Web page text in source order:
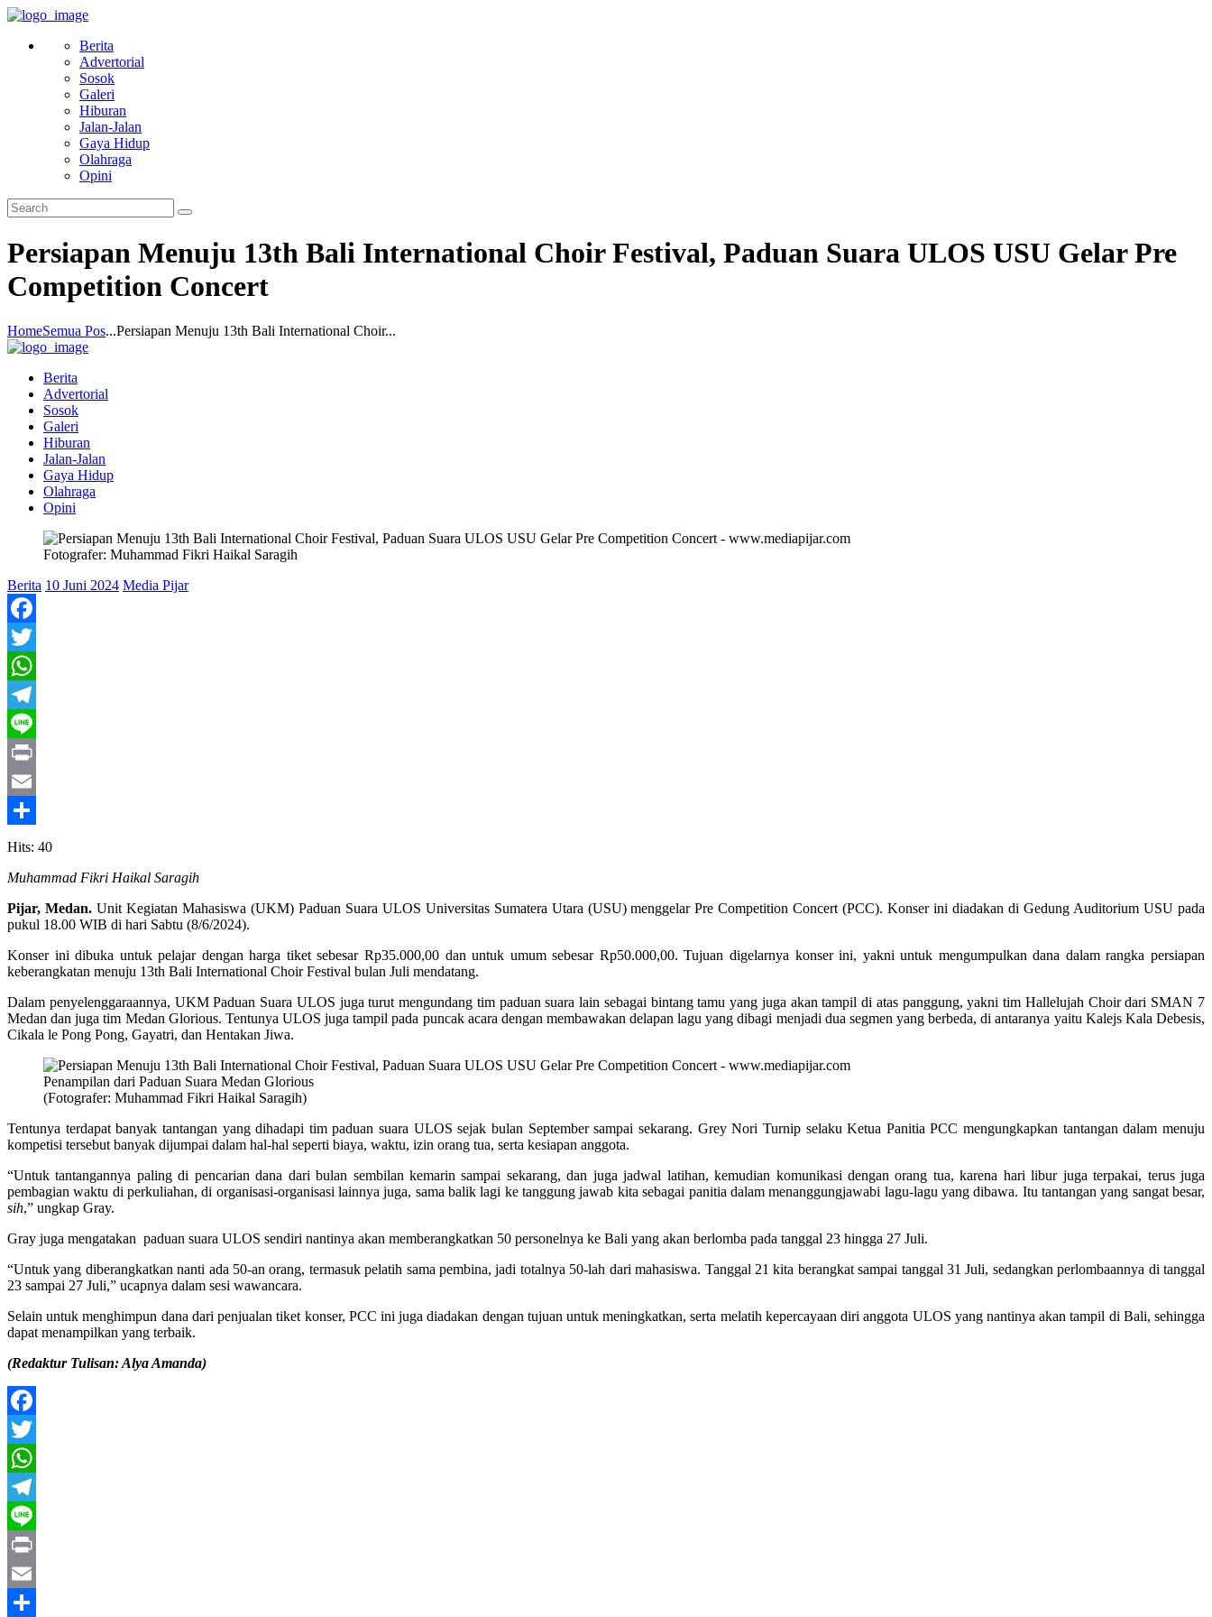
Berita
Advertorial
Sosok
Galeri
Hiburan
Jalan-Jalan
Gaya Hidup
Olahraga
Opini
Persiapan Menuju 13th Bali International Choir Festival, Paduan Suara ULOS USU Gelar Pre
Competition Concert
HomeSemua Pos...Persiapan Menuju 13th Bali International Choir...
Berita
Advertorial
Sosok
Galeri
Hiburan
Jalan-Jalan
Gaya Hidup
Olahraga
Opini
Fotografer: Muhammad Fikri Haikal Saragih
Berita 10 Juni 2024 Media Pijar
Facebook
Twitter
WhatsApp
Telegram
Line
Print
Email
Share
Hits: 40
Muhammad Fikri Haikal Saragih
Pijar, Medan. Unit Kegiatan Mahasiswa (UKM) Paduan Suara ULOS Universitas Sumatera Utara (USU) menggelar Pre Competition Concert (PCC). Konser ini diadakan di Gedung Auditorium USU pada
pukul 18.00 WIB di hari Sabtu (8/6/2024).
Konser ini dibuka untuk pelajar dengan harga tiket sebesar Rp35.000,00 dan untuk umum sebesar Rp50.000,00. Tujuan digelarnya konser ini, yakni untuk mengumpulkan dana dalam rangka persiapan
keberangkatan menuju 13th Bali International Choir Festival bulan Juli mendatang.
Dalam penyelenggaraannya, UKM Paduan Suara ULOS juga turut mengundang tim paduan suara lain sebagai bintang tamu yang juga akan tampil di atas panggung, yakni tim Hallelujah Choir dari SMAN 7
Medan dan juga tim Medan Glorious. Tentunya ULOS juga tampil pada puncak acara dengan membawakan delapan lagu yang dibagi menjadi dua segmen yang berbeda, di antaranya yaitu Kalejs Kala Debesis,
Cikala le Pong Pong, Gayatri, dan Hentakan Jiwa.
Penampilan dari Paduan Suara Medan Glorious
(Fotografer: Muhammad Fikri Haikal Saragih)
Tentunya terdapat banyak tantangan yang dihadapi tim paduan suara ULOS sejak bulan September sampai sekarang. Grey Nori Turnip selaku Ketua Panitia PCC mengungkapkan tantangan dalam menuju
kompetisi tersebut banyak dijumpai dalam hal-hal seperti biaya, waktu, izin orang tua, serta kesiapan anggota.
“Untuk tantangannya paling di pencarian dana dari bulan sembilan kemarin sampai sekarang, dan juga jadwal latihan, kemudian komunikasi dengan orang tua, karena hari libur juga terpakai, terus juga
pembagian waktu di perkuliahan, di organisasi-organisasi lainnya juga, sama balik lagi ke tanggung jawab kita sebagai panitia dalam menanggungjawabi lagu-lagu yang dibawa. Itu tantangan yang sangat besar,
sih,” ungkap Gray.
Gray juga mengatakan paduan suara ULOS sendiri nantinya akan memberangkatkan 50 personelnya ke Bali yang akan berlomba pada tanggal 23 hingga 27 Juli.
“Untuk yang diberangkatkan nanti ada 50-an orang, termasuk pelatih sama pembina, jadi totalnya 50-lah dari mahasiswa. Tanggal 21 kita berangkat sampai tanggal 31 Juli, sedangkan perlombaannya di tanggal
23 sampai 27 Juli,” ucapnya dalam sesi wawancara.
Selain untuk menghimpun dana dari penjualan tiket konser, PCC ini juga diadakan dengan tujuan untuk meningkatkan, serta melatih kepercayaan diri anggota ULOS yang nantinya akan tampil di Bali, sehingga
dapat menampilkan yang terbaik.
(Redaktur Tulisan: Alya Amanda)
Facebook
Twitter
WhatsApp
Telegram
Line
Print
Email